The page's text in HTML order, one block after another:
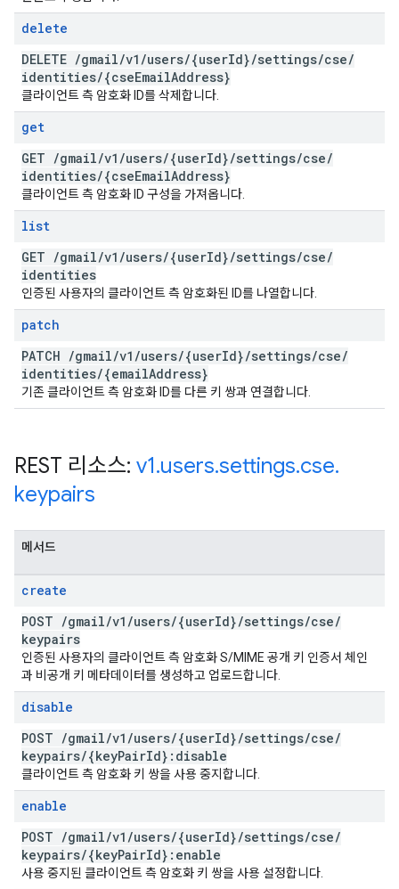
delete
DELETE /gmail/v1 /users/{userId}/settings/cse/
identities/{cseEmailAddress}
클라이언트 측 암호화 ID를 삭제합니다.
get
GET /gmail/v1 /users/{userId}/settings/cse/
identities/{cseEmailAddress}
클라이언트 측 암호화 ID 구성을 가져옵니다.
list
GET /gmail/v1 /users/{userId}/settings/cse/
identities
인증된 사용자의 클라이언트 측 암호화된 ID를 나열합니다.
patch
PATCH /gmail/v1 /users/{userId}/settings/cse/
identities/{emailAddress}
기존 클라이언트 측 암호화 ID를 다른 키 쌍과 연결합니다.
REST 리소스: v1.users.settings.cse.
keypairs
메서드
create
POST /gmail/v1 /users/{userId}/settings/cse/
keypairs
인증된 사용자의 클라이언트 측 암호화 S/MIME 공개 키 인증서 체인
과 비공개 키 메타데이터를 생성하고 업로드합니다.
disable
POST /gmail/v1 /users/{userId}/settings/cse/
keypairs/{keyPairId}:disable
클라이언트 측 암호화 키 쌍을 사용 중지합니다.
enable
POST /gmail/v1 /users/{userId}/settings/cse/
keypairs/{keyPairId}:enable
사용 중지된 클라이언트 측 암호화 키 쌍을 사용 설정합니다.